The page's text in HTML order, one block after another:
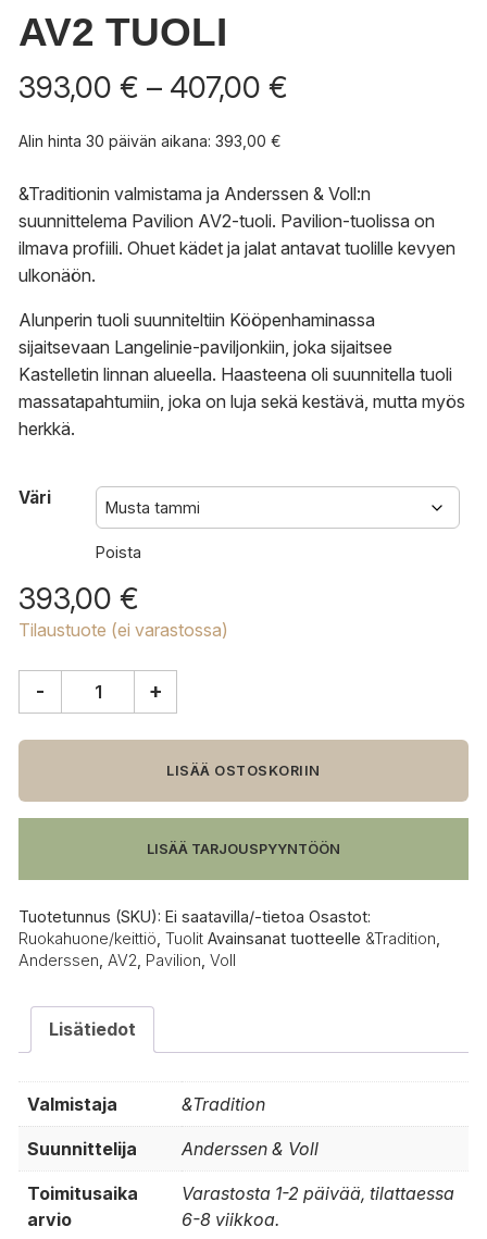
AV2 TUOLI
393,00 € – 407,00 €
Alin hinta 30 päivän aikana: 393,00 €
&Traditionin valmistama ja Anderssen & Voll:n
suunnittelema Pavilion AV2-tuoli. Pavilion-tuolissa on
ilmava profiili. Ohuet kädet ja jalat antavat tuolille kevyen
ulkonäön.
Alunperin tuoli suunniteltiin Kööpenhaminassa
sijaitsevaan Langelinie-paviljonkiin, joka sijaitsee
Kastelletin linnan alueella. Haasteena oli suunnitella tuoli
massatapahtumiin, joka on luja sekä kestävä, mutta myös
herkkä.
Väri
Poista
393,00 €
Tilaustuote (ei varastossa)
&Tradition
AV2
määrä
- +
LISÄÄ OSTOSKORIIN
LISÄÄ TARJOUSPYYNTÖÖN
Tuotetunnus (SKU): Ei saatavilla/-tietoa Osastot:
Ruokahuone/keittiö Tuolit Avainsanat tuotteelle &Tradition
Anderssen AV2 Pavilion Voll
Lisätiedot
Valmistaja &Tradition
Suunnittelija Anderssen & Voll
Toimitusaika
arvio
Varastosta 1-2 päivää, tilattaessa
6-8 viikkoa.